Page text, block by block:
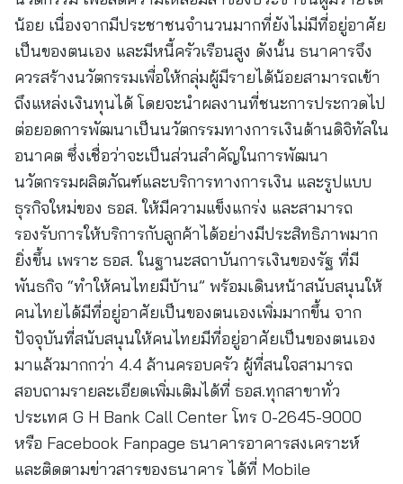
น้อย เนื่องจากมีประชาชนจำนวนมากที่ยังไม่มีที่อยู่อาศัย
เป็นของตนเอง และมีหนี้ครัวเรือนสูง ดังนั้น ธนาคารจึง
ควรสร้างนวัตกรรมเพื่อให้กลุ่มผู้มีรายได้น้อยสามารถเข้า
ถึงแหล่งเงินทุนได้ โดยจะนำผลงานที่ชนะการประกวดไป
ต่อยอดการพัฒนาเป็นนวัตกรรมทางการเงินด้านดิจิทัลใน
อนาคต ซึ่งเชื่อว่าจะเป็นส่วนสำคัญในการพัฒนา
นวัตกรรมผลิตภัณฑ์และบริการทางการเงิน และรูปแบบ
ธุรกิจใหม่ของ ธอส. ให้มีความแข็งแกร่ง และสามารถ
รองรับการให้บริการกับลูกค้าได้อย่างมีประสิทธิภาพมาก
ยิ่งขึ้น เพราะ ธอส. ในฐานะสถาบันการเงินของรัฐ ที่มี
พันธกิจ “ทำให้คนไทยมีบ้าน” พร้อมเดินหน้าสนับสนุนให้
คนไทยได้มีที่อยู่อาศัยเป็นของตนเองเพิ่มมากขึ้น จาก
ปัจจุบันที่สนับสนุนให้คนไทยมีที่อยู่อาศัยเป็นของตนเอง
มาแล้วมากกว่า 4.4 ล้านครอบครัว ผู้ที่สนใจสามารถ
สอบถามรายละเอียดเพิ่มเติมได้ที่ ธอส.ทุกสาขาทั่ว
ประเทศ G H Bank Call Center โทร 0-2645-9000
หรือ Facebook Fanpage ธนาคารอาคารสงเคราะห์
และติดตามข่าวสารของธนาคาร ได้ที่ Mobile